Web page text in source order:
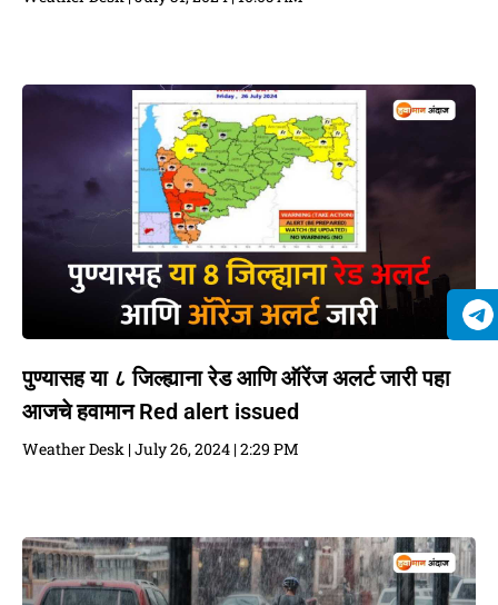
पुण्यासह या ८ जिल्ह्याना रेड आणि ऑरेंज अलर्ट जारी पहा
आजचे हवामान Red alert issued
Weather Desk July 26, 2024 2:29 PM